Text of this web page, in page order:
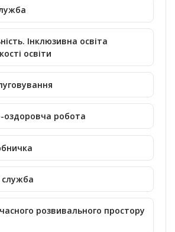
Інклюзивна освіта
освіти
оздоровча робота
служба
розвивального простору